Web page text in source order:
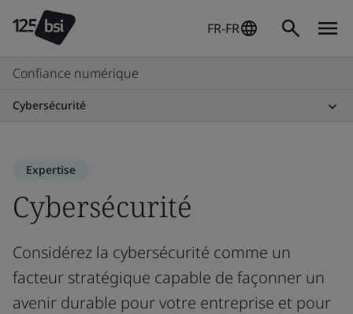
FR-FR
Confiance numérique
Cybersécurité
Expertise
Cybersécurité
Considérez la cybersécurité comme un
facteur stratégique capable de façonner un
avenir durable pour votre entreprise et pour